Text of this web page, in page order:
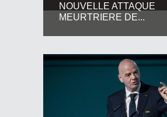
NOUVELLE ATTAQUE
MEURTRIERE DE...